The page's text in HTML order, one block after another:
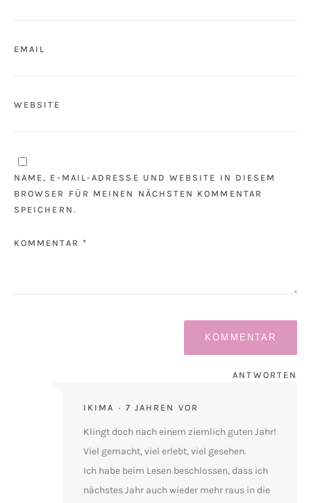
EMAIL
WEBSITE
NAME, E-MAIL-ADRESSE UND WEBSITE IN DIESEM
BROWSER FÜR MEINEN NÄCHSTEN KOMMENTAR
SPEICHERN.
KOMMENTAR *
IKIMA 7 JAHREN VOR
ANTWORTEN
Klingt doch nach einem ziemlich guten Jahr!
Viel gemacht, viel erlebt, viel gesehen.
Ich habe beim Lesen beschlossen, dass ich
nächstes Jahr auch wieder mehr raus in die